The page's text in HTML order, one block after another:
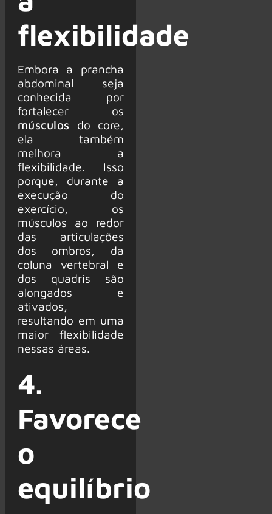
flexibilidade
Embora a prancha
abdominal seja
conhecida por
fortalecer os
músculos do core,
ela também
melhora a
flexibilidade. Isso
porque, durante a
execução do
exercício, os
músculos ao redor
das articulações
dos ombros, da
coluna vertebral e
dos quadris são
alongados e
ativados,
resultando em uma
maior flexibilidade
nessas áreas.
4.
Favorece
o
equilíbrio